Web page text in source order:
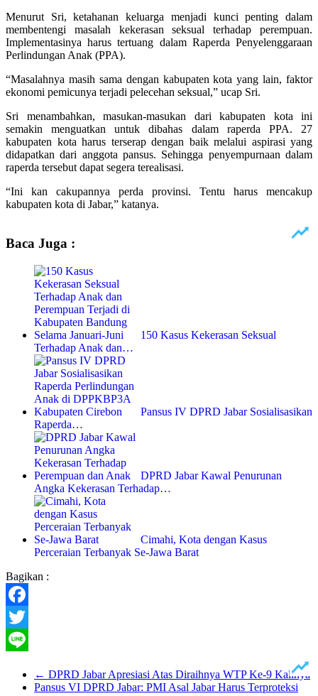
Menurut Sri, ketahanan keluarga menjadi kunci penting dalam
membentengi masalah kekerasan seksual terhadap perempuan.
Implementasinya harus tertuang dalam Raperda Penyelenggaraan
Perlindungan Anak (PPA).
“Masalahnya masih sama dengan kabupaten kota yang lain, faktor
ekonomi pemicunya terjadi pelecehan seksual,” ucap Sri.
Sri menambahkan, masukan-masukan dari kabupaten kota ini
semakin menguatkan untuk dibahas dalam raperda PPA. 27
kabupaten kota harus terserap dengan baik melalui aspirasi yang
didapatkan dari anggota pansus. Sehingga penyempurnaan dalam
raperda tersebut dapat segera terealisasi.
“Ini kan cakupannya perda provinsi. Tentu harus mencakup
kabupaten kota di Jabar,” katanya.
Baca Juga :
150 Kasus Kekerasan Seksual
Terhadap Anak dan…
Pansus IV DPRD Jabar Sosialisasikan
Raperda…
DPRD Jabar Kawal Penurunan
Angka Kekerasan Terhadap…
Cimahi, Kota dengan Kasus
Perceraian Terbanyak Se-Jawa Barat
Bagikan :
Facebook
Twitter
← DPRD Jabar Apresiasi Atas Diraihnya WTP Ke-9 Kalinya
Pansus VI DPRD Jabar: PMI Asal Jabar Harus Terproteksi